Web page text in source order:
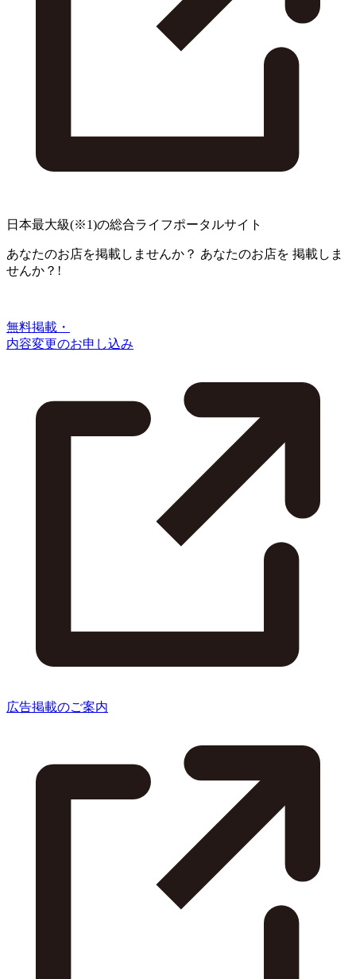
日本最大級(※1)の総合ライフポータルサイト
あなたのお店を掲載しませんか？ あなたのお店を 掲載しま
せんか？!
無料掲載・
内容変更のお申し込み
広告掲載のご案内